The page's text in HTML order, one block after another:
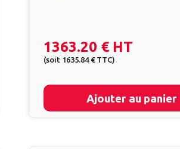
1363.20 € HT
(soit 1635.84 € TTC)
Ajouter au panier